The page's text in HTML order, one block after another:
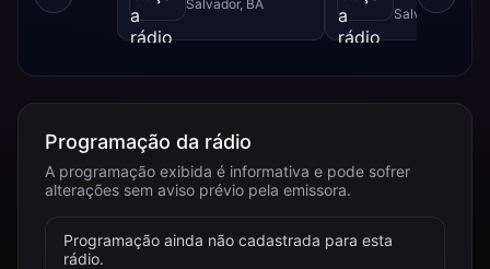
Salvador, BA
Salvador, BA
Programação da rádio
A programação exibida é informativa e pode sofrer
alterações sem aviso prévio pela emissora.
Programação ainda não cadastrada para esta
rádio.